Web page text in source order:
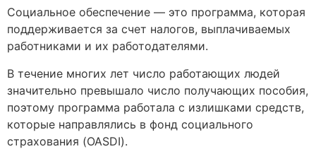
Социальное обеспечение — это программа, которая
поддерживается за счет налогов, выплачиваемых
работниками и их работодателями.
В течение многих лет число работающих людей
значительно превышало число получающих пособия,
поэтому программа работала с излишками средств,
которые направлялись в фонд социального
страхования (OASDI).